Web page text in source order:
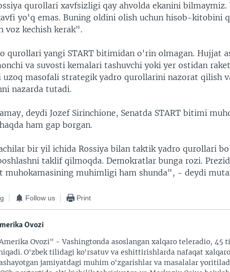
qurollari xavfsizligi qay ahvolda ekanini bilmaymiz.
yo'q emas. Buning oldini olish uchun hisob-kitobini
voz kechish kerak".
qurollari yangi START bitimidan o'rin olmagan. Hujjat
va suvosti kemalari tashuvchi yoki yer ostidan
uzoq masofali strategik yadro qurollarini nazorat qilish
nazarda tutadi.
deydi Jozef Sirinchione, Senatda START bitimi
ham gap borgan.
bir yil ichida Rossiya bilan taktik yadro qurollari
taklif qilmoqda. Demokratlar bunga rozi.
muhokamasining muhimligi ham shunda", - deydi
Follow us Print
Ovozi
Ovozi" - Vashingtonda asoslangan xalqaro teleradio, 45
O'zbek tilidagi ko'rsatuv va eshittirishlarda nafaqat
jamiyatdagi muhim o'zgarishlar va masalalar